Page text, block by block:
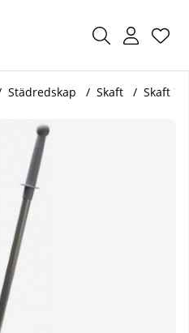
.
Städredskap Skaft Skaft